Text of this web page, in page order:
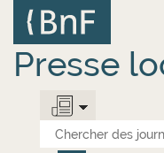
contenu
principal
Presse
Panneau de gestion des